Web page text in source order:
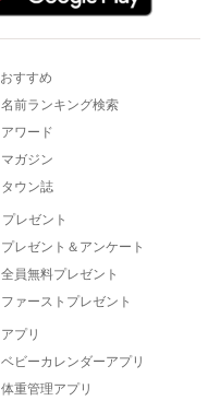
おすすめ
名前ランキング検索
アワード
マガジン
タウン誌
プレゼント
プレゼント＆アンケート
全員無料プレゼント
ファーストプレゼント
アプリ
ベビーカレンダーアプリ
体重管理アプリ